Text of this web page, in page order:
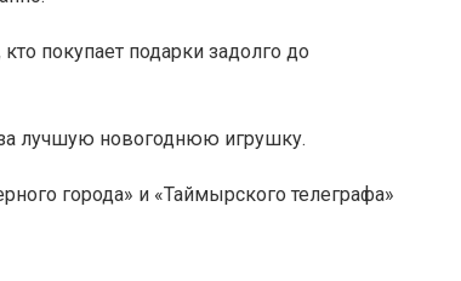
покупает подарки задолго до
лучшую новогоднюю игрушку.
города» и «Таймырского телеграфа»